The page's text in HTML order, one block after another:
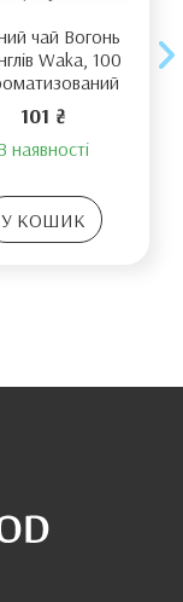
чай Вогонь
Waka, 100
101 ₴
наявності
У КОШИК